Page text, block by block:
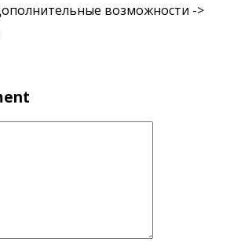
возможности ->